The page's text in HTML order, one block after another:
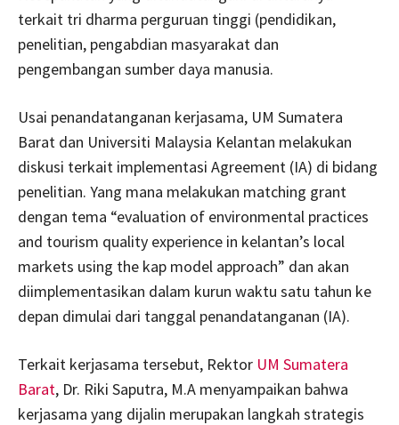
terkait tri dharma perguruan tinggi (pendidikan,
penelitian, pengabdian masyarakat dan
pengembangan sumber daya manusia.
Usai penandatanganan kerjasama, UM Sumatera
Barat dan Universiti Malaysia Kelantan melakukan
diskusi terkait implementasi Agreement (IA) di bidang
penelitian. Yang mana melakukan matching grant
dengan tema “evaluation of environmental practices
and tourism quality experience in kelantan’s local
markets using the kap model approach” dan akan
diimplementasikan dalam kurun waktu satu tahun ke
depan dimulai dari tanggal penandatanganan (IA).
Terkait kerjasama tersebut, Rektor UM Sumatera
Barat, Dr. Riki Saputra, M.A menyampaikan bahwa
kerjasama yang dijalin merupakan langkah strategis